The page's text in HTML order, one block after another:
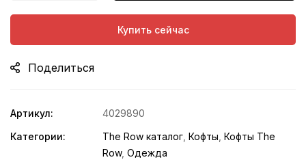
Купить сейчас
Поделиться
Артикул:
4029890
Категории:
The Row каталог Кофты Кофты The
Row, Одежда